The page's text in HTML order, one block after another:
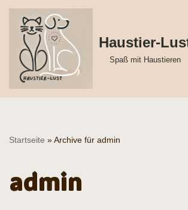
Zum
Inhalt
springen
Haustier-
Spaß mit Haustieren
Startseite »Archive für admin
admin